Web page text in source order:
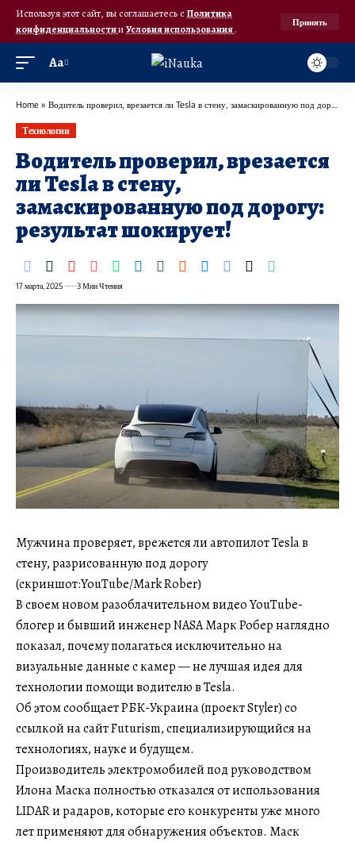
Используя этот сайт, вы соглашаетесь с Политика
конфиденциальностииУсловия использования.
Принять
Аа
Home » Водитель проверил, врезается ли Tesla в стену, замаскированную под дорогу: результат шокирует!
Технологии
Водитель проверил, врезается
ли Tesla в стену,
замаскированную под дорогу:
результат шокирует!
17 марта, 2025 3 Мин Чтения
Мужчина проверяет, врежется ли автопилот Tesla в
стену, разрисованную под дорогу
(скриншот:YouTube/Mark Rober)
В своем новом разоблачительном видео YouTube-
блогер и бывший инженер NASA Марк Робер наглядно
показал, почему полагаться исключительно на
визуальные данные с камер — не лучшая идея для
технологии помощи водителю в Tesla.
Об этом сообщает РБК-Украина (проект Styler) со
ссылкой на сайт Futurism, специализирующийся на
технологиях, науке и будущем.
Производитель электромобилей под руководством
Илона Маска полностью отказался от использования
LIDAR и радаров, которые его конкуренты уже много
лет применяют для обнаружения объектов. Маск